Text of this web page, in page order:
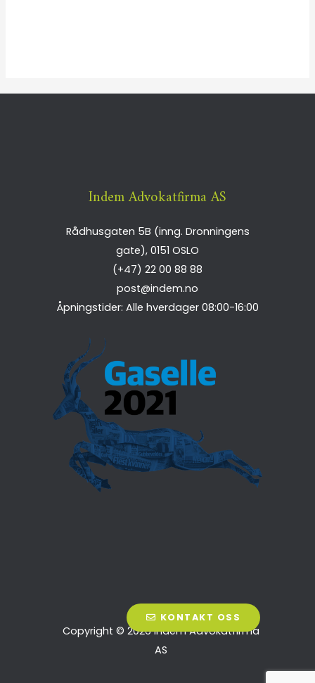
Indem Advokatfirma AS
Rådhusgaten 5B (inng. Dronningens
gate), 0151 OSLO
(+47) 22 00 88 88
post@indem.no
Åpningstider: Alle hverdager 08:00-16:00
KONTAKT OSS
Copyright © 2026 Indem Advokatfirma
AS